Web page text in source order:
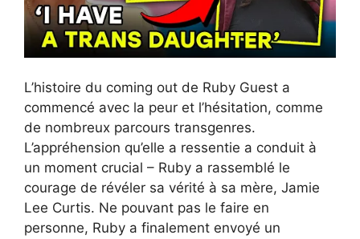
L’histoire du coming out de Ruby Guest a
commencé avec la peur et l’hésitation, comme
de nombreux parcours transgenres.
L’appréhension qu’elle a ressentie a conduit à
un moment crucial – Ruby a rassemblé le
courage de révéler sa vérité à sa mère, Jamie
Lee Curtis. Ne pouvant pas le faire en
personne, Ruby a finalement envoyé un